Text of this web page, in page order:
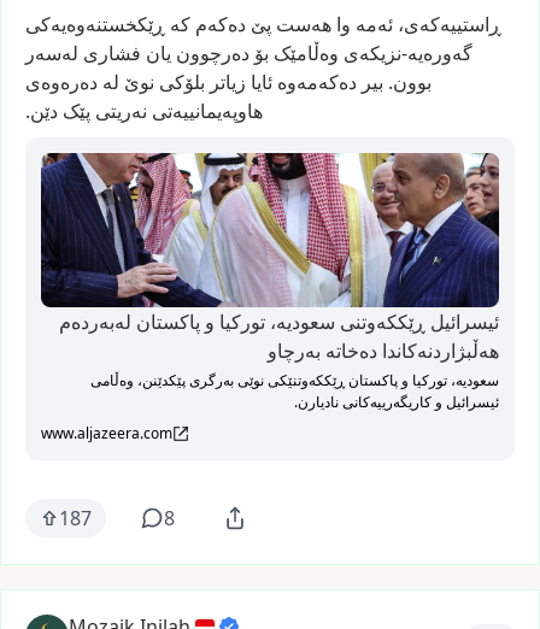
ڕاستییەکەی، ئەمە وا هەست پێ دەکەم کە ڕێکخستنەوەیەکی
گەورەیە-نزیکەی وەڵامێک بۆ دەرچوون یان فشاری لەسەر
بوون. بیر دەکەمەوە ئایا زیاتر بلۆکی نوێ لە دەرەوەی
هاوپەیمانییەتی نەریتی پێک دێن.
ئیسرائیل ڕێککەوتنی سعودیە، تورکیا و پاکستان لەبەردەم
هەڵبژاردنەکاندا دەخاتە بەرچاو
سعودیە، تورکیا و پاکستان ڕێککەوتنێکی نوێی بەرگری پێکدێنن، وەڵامی
ئیسرائیل و کاریگەرییەکانی نادیارن.
www.aljazeera.com
187 8